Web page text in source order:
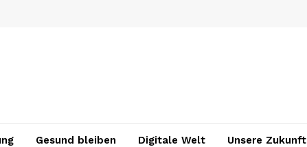
Gesund bleiben Digitale Welt Unsere Zukunft